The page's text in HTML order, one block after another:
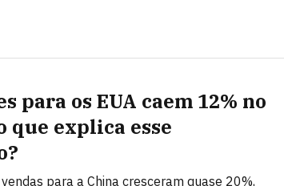
para os EUA caem 12% no
que explica esse
para a China cresceram quase 20%,